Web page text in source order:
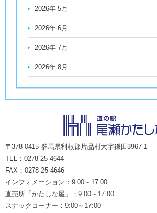
2026年 5月
2026年 6月
2026年 7月
2026年 8月
〒378-0415 群馬県利根郡片品村大字鎌田3967-1
TEL：0278-25-4644
FAX：0278-25-4646
インフォメーション：9:00～17:00
直売所「かたしな屋」：9:00～17:00
スナックコーナー：9:00～17:00